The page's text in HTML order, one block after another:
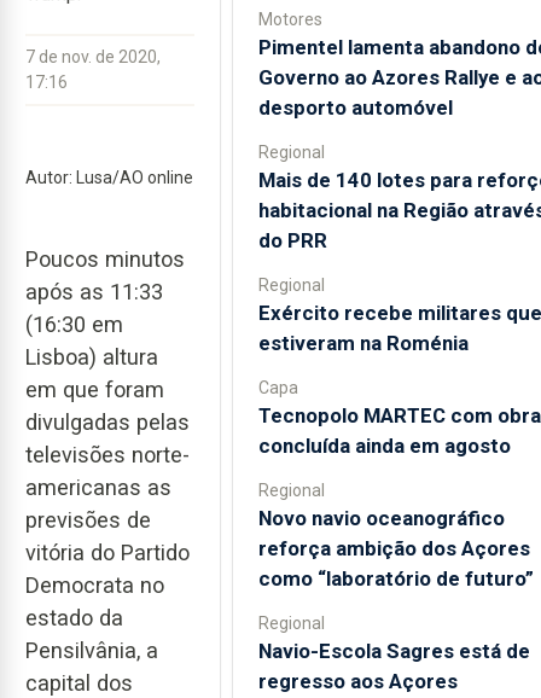
7 de nov. de 2020,
17:16
Autor: Lusa/AO online
Poucos minutos
após as 11:33
(16:30 em
Lisboa) altura
em que foram
divulgadas pelas
televisões norte-
americanas as
previsões de
vitória do Partido
Democrata no
estado da
Pensilvânia, a
capital dos
Motores
Pimentel lamenta abandono
Governo ao Azores Rallye e
desporto automóvel
Regional
Mais de 140 lotes para
habitacional na Região
do PRR
Regional
Exército recebe militares que
estiveram na Roménia
Capa
Tecnopolo MARTEC com obra
concluída ainda em agosto
Regional
Novo navio oceanográfico
reforça ambição dos Açores
como “laboratório de futuro”
Regional
Navio-Escola Sagres está de
regresso aos Açores